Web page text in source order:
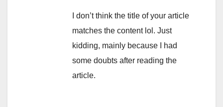
I don’t think the title of your article
matches the content lol. Just
kidding, mainly because I had
some doubts after reading the
article.